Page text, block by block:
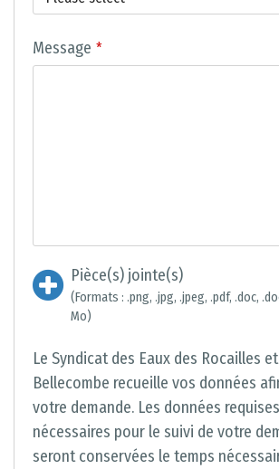
Message *
Pièce(s) jointe(s)
(Formats : .png, .jpg, .jpeg, .pdf, .doc,
Mo)
Le Syndicat des Eaux des Rocailles
Bellecombe recueille vos données
votre demande. Les données
nécessaires pour le suivi de votre
seront conservées le temps